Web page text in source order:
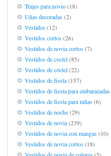
Trajes para novio(18)
Uñas decoradas(2)
Vestidos(12)
Vestidos cortos(26)
Vestidos de novia cortos(7)
Vestidos de coctel(85)
Vestidos de cóctel(22)
Vestidos de fiesta(157)
Vestidos de fiesta para embarazadas
Vestidos de fiesta para niñas(6)
Vestidos de noche(29)
Vestidos de novia(239)
Vestidos de novia con mangas(10)
Vestidos de novia cortos(18)